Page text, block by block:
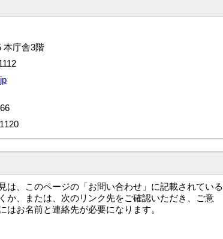
本庁舎3階
は、このページの「お問い合わせ」に記載されている
か、または、次のリンク先をご確認いただき、ご意
はお名前と連絡先が必要になります。